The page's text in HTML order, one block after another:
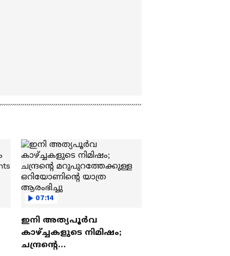
07:14
ഇനി അത്യപൂര്‍വ
കാഴ്ച്ചകളുടെ നിമിഷം;
ചന്ദ്രന്റെ